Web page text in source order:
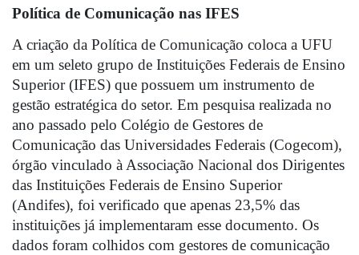
Política de Comunicação nas IFES
A criação da Política de Comunicação coloca a UFU
em um seleto grupo de Instituições Federais de Ensino
Superior (IFES) que possuem um instrumento de
gestão estratégica do setor. Em pesquisa realizada no
ano passado pelo Colégio de Gestores de
Comunicação das Universidades Federais (Cogecom),
órgão vinculado à Associação Nacional dos Dirigentes
das Instituições Federais de Ensino Superior
(Andifes), foi verificado que apenas 23,5% das
instituições já implementaram esse documento. Os
dados foram colhidos com gestores de comunicação